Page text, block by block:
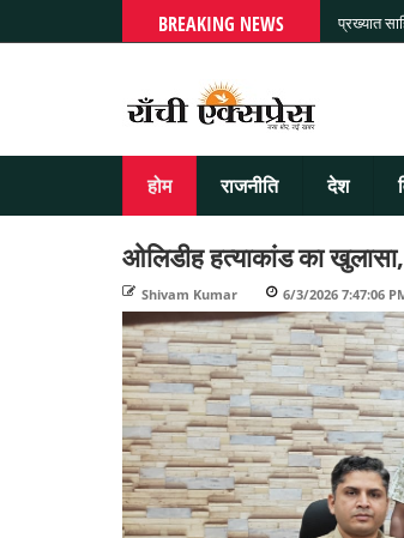
BREAKING NEWS प्रख्यात
होम राजनीति देश
ओलिडीह हत्याकांड का खुलासा,
Shivam Kumar 6/3/2026 7:47:06